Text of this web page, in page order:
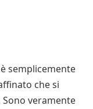
semplicemente
che si
veramente